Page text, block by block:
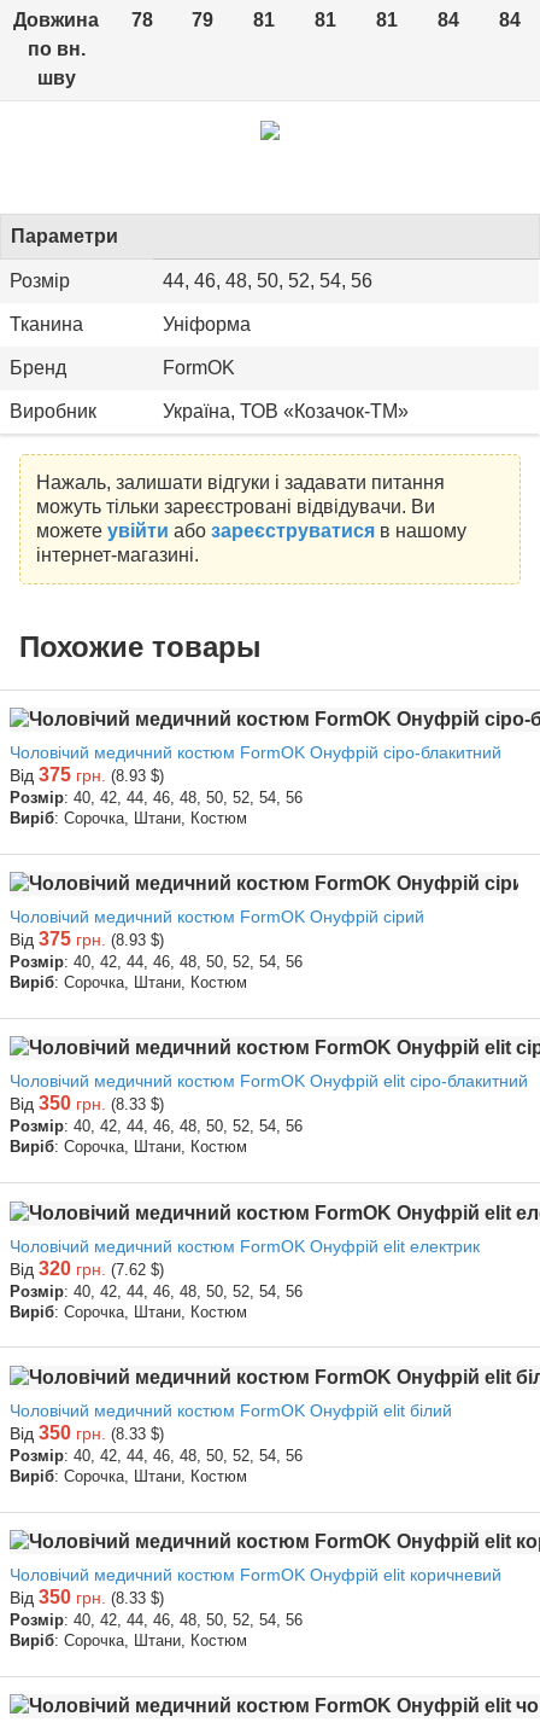
Довжина
по вн.
шву
78 79 81 81 81 84 84
Параметри
Розмір 44, 46, 48, 50, 52, 54, 56
Тканина Уніформа
Бренд FormOK
Виробник Україна, ТОВ «Козачок-ТМ»
Нажаль, залишати відгуки і задавати питання
можуть тільки зареєстровані відвідувачи. Ви
можете увійти або зареєструватисяв нашому
інтернет-магазині.
Похожие товары
Чоловічий медичний костюм FormOK Онуфрій сіро-блакитний
Від 375 грн. (8.93 $)
Розмір: 40, 42, 44, 46, 48, 50, 52, 54, 56
Виріб: Сорочка, Штани, Костюм
Чоловічий медичний костюм FormOK Онуфрій сірий
Від 375 грн. (8.93 $)
Розмір: 40, 42, 44, 46, 48, 50, 52, 54, 56
Виріб: Сорочка, Штани, Костюм
Чоловічий медичний костюм FormOK Онуфрій elit сіро-блакитний
Від 350 грн. (8.33 $)
Розмір: 40, 42, 44, 46, 48, 50, 52, 54, 56
Виріб: Сорочка, Штани, Костюм
Чоловічий медичний костюм FormOK Онуфрій elit електрик
Від 320 грн. (7.62 $)
Розмір: 40, 42, 44, 46, 48, 50, 52, 54, 56
Виріб: Сорочка, Штани, Костюм
Чоловічий медичний костюм FormOK Онуфрій elit білий
Від 350 грн. (8.33 $)
Розмір: 40, 42, 44, 46, 48, 50, 52, 54, 56
Виріб: Сорочка, Штани, Костюм
Чоловічий медичний костюм FormOK Онуфрій elit коричневий
Від 350 грн. (8.33 $)
Розмір: 40, 42, 44, 46, 48, 50, 52, 54, 56
Виріб: Сорочка, Штани, Костюм